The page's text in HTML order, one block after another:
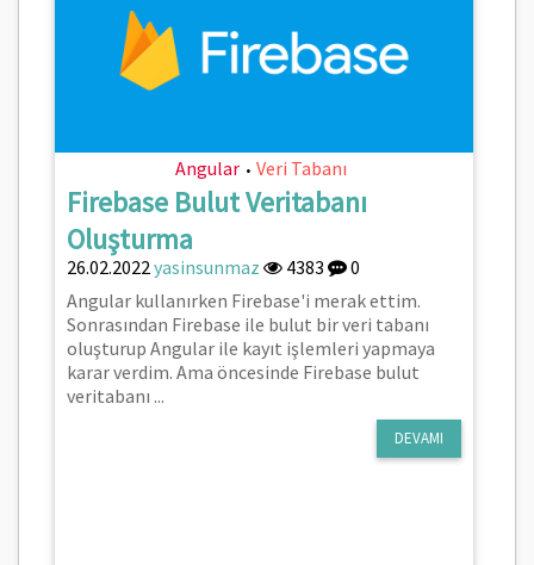
Angular • Veri Tabanı
Firebase Bulut Veritabanı
Oluşturma
26.02.2022yasinsunmaz 4383
0
Angular kullanırken Firebase'i merak ettim.
Sonrasından Firebase ile bulut bir veri tabanı
oluşturup Angular ile kayıt işlemleri yapmaya
karar verdim. Ama öncesinde Firebase bulut
veritabanı ...
DEVAMI